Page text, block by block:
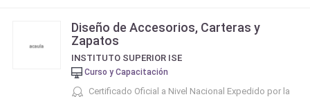
Diseño de Accesorios, Carteras y
Zapatos
INSTITUTO SUPERIOR ISE
Curso y Capacitación
Certificado Oficial a Nivel Nacional Expedido por la